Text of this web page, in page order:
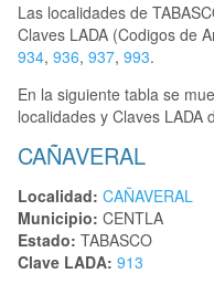
Las localidades de
Claves LADA (Codigos de
934, 936, 937, 993.
En la siguiente tabla se
localidades y Claves LADA
CAÑAVERAL
Localidad: CAÑAVERAL
Municipio: CENTLA
Estado: TABASCO
Clave LADA: 913